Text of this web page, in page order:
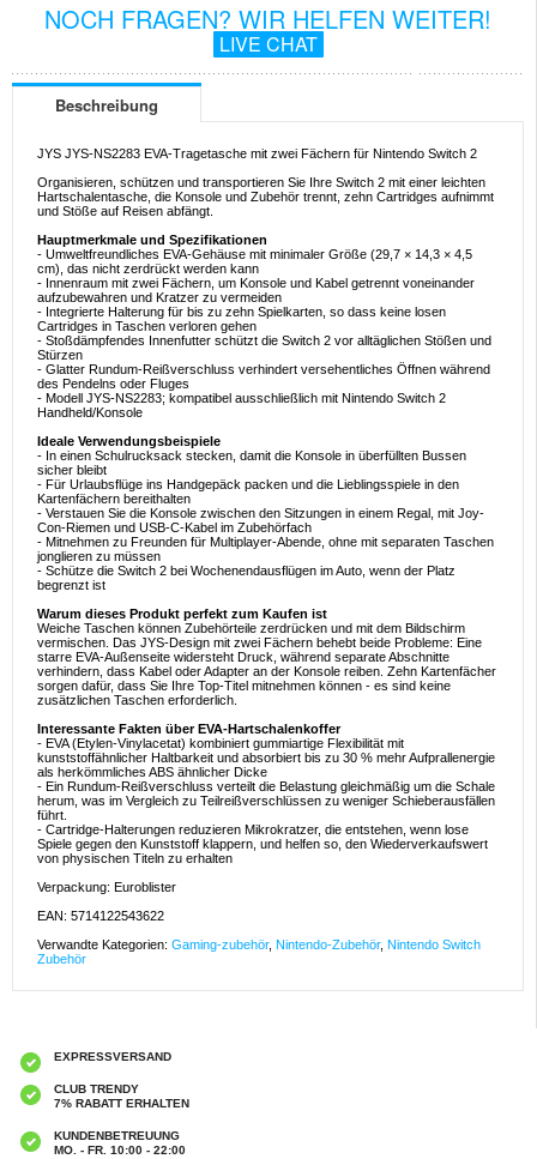
NOCH FRAGEN? WIR HELFEN WEITER!
LIVE CHAT
Beschreibung
JYS JYS-NS2283 EVA-Tragetasche mit zwei Fächern für Nintendo Switch 2
Organisieren, schützen und transportieren Sie Ihre Switch 2 mit einer leichten
Hartschalentasche, die Konsole und Zubehör trennt, zehn Cartridges aufnimmt
und Stöße auf Reisen abfängt.
Hauptmerkmale und Spezifikationen
- Umweltfreundliches EVA-Gehäuse mit minimaler Größe (29,7 × 14,3 × 4,5
cm), das nicht zerdrückt werden kann
- Innenraum mit zwei Fächern, um Konsole und Kabel getrennt voneinander
aufzubewahren und Kratzer zu vermeiden
- Integrierte Halterung für bis zu zehn Spielkarten, so dass keine losen
Cartridges in Taschen verloren gehen
- Stoßdämpfendes Innenfutter schützt die Switch 2 vor alltäglichen Stößen und
Stürzen
- Glatter Rundum-Reißverschluss verhindert versehentliches Öffnen während
des Pendelns oder Fluges
- Modell JYS-NS2283; kompatibel ausschließlich mit Nintendo Switch 2
Handheld/Konsole
Ideale Verwendungsbeispiele
- In einen Schulrucksack stecken, damit die Konsole in überfüllten Bussen
sicher bleibt
- Für Urlaubsflüge ins Handgepäck packen und die Lieblingsspiele in den
Kartenfächern bereithalten
- Verstauen Sie die Konsole zwischen den Sitzungen in einem Regal, mit Joy-
Con-Riemen und USB-C-Kabel im Zubehörfach
- Mitnehmen zu Freunden für Multiplayer-Abende, ohne mit separaten Taschen
jonglieren zu müssen
- Schütze die Switch 2 bei Wochenendausflügen im Auto, wenn der Platz
begrenzt ist
Warum dieses Produkt perfekt zum Kaufen ist
Weiche Taschen können Zubehörteile zerdrücken und mit dem Bildschirm
vermischen. Das JYS-Design mit zwei Fächern behebt beide Probleme: Eine
starre EVA-Außenseite widersteht Druck, während separate Abschnitte
verhindern, dass Kabel oder Adapter an der Konsole reiben. Zehn Kartenfächer
sorgen dafür, dass Sie Ihre Top-Titel mitnehmen können - es sind keine
zusätzlichen Taschen erforderlich.
Interessante Fakten über EVA-Hartschalenkoffer
- EVA (Etylen-Vinylacetat) kombiniert gummiartige Flexibilität mit
kunststoffähnlicher Haltbarkeit und absorbiert bis zu 30 % mehr Aufprallenergie
als herkömmliches ABS ähnlicher Dicke
- Ein Rundum-Reißverschluss verteilt die Belastung gleichmäßig um die Schale
herum, was im Vergleich zu Teilreißverschlüssen zu weniger Schieberausfällen
führt.
- Cartridge-Halterungen reduzieren Mikrokratzer, die entstehen, wenn lose
Spiele gegen den Kunststoff klappern, und helfen so, den Wiederverkaufswert
von physischen Titeln zu erhalten
Verpackung: Euroblister
EAN: 5714122543622
Verwandte Kategorien: Gaming-zubehör, Nintendo-Zubehör, Nintendo Switch
Zubehör
EXPRESSVERSAND
CLUB TRENDY
7% RABATT ERHALTEN
KUNDENBETREUUNG
MO. - FR. 10:00 - 22:00